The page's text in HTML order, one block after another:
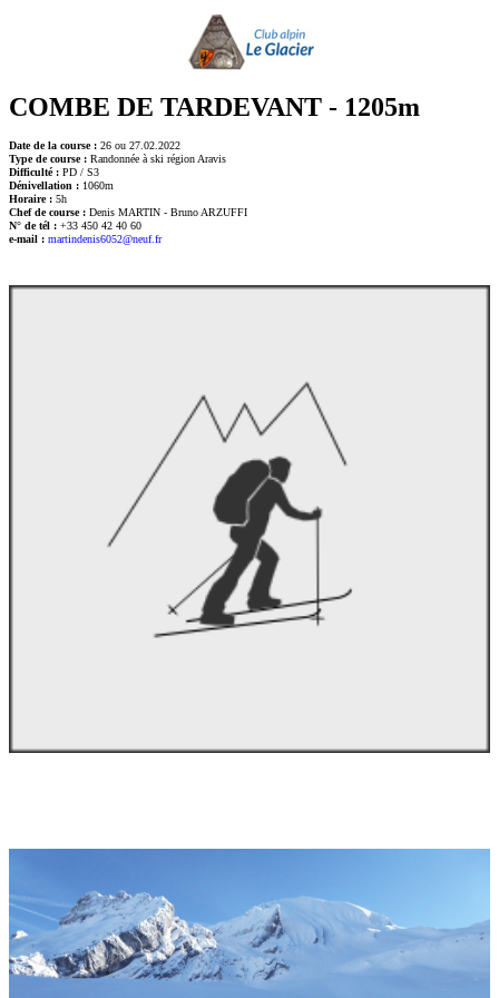
COMBE DE TARDEVANT - 1205m
Date de la course : 26 ou 27.02.2022
Type de course : Randonnée à ski région Aravis
Difficulté : PD / S3
Dénivellation : 1060m
Horaire : 5h
Chef de course : Denis MARTIN - Bruno ARZUFFI
N° de tél : +33 450 42 40 60
e-mail : martindenis6052@neuf.fr